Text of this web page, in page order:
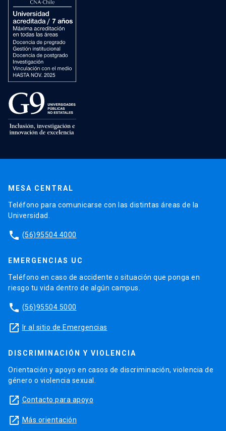
MESA CENTRAL
Teléfono para comunicarse con las distintas áreas de la
Universidad.
phone (56)95504 4000
EMERGENCIAS UC
Teléfono en caso de accidente o situación que ponga en
riesgo tu vida dentro de algún campus.
phone (56)95504 5000
launch Ir al sitio de Emergencias
DISCRIMINACIÓN Y VIOLENCIA
Orientación y apoyo en casos de discriminación, violencia de
género o violencia sexual.
launch Contacto para apoyo
launch Más orientación